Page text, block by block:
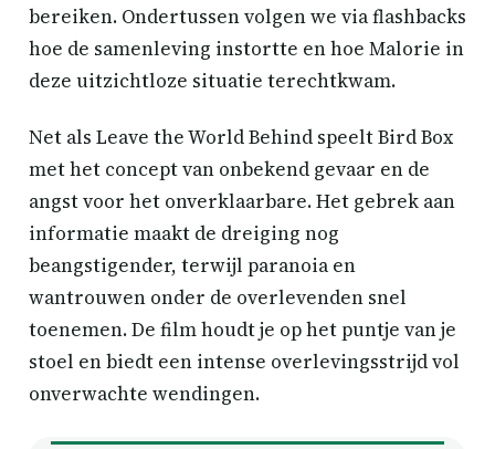
bereiken. Ondertussen volgen we via flashbacks
hoe de samenleving instortte en hoe Malorie in
deze uitzichtloze situatie terechtkwam.
Net als Leave the World Behind speelt Bird Box
met het concept van onbekend gevaar en de
angst voor het onverklaarbare. Het gebrek aan
informatie maakt de dreiging nog
beangstigender, terwijl paranoia en
wantrouwen onder de overlevenden snel
toenemen. De film houdt je op het puntje van je
stoel en biedt een intense overlevingsstrijd vol
onverwachte wendingen.